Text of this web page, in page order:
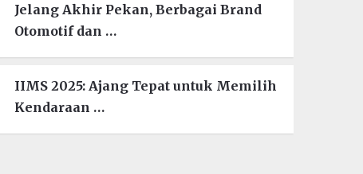
Jelang Akhir Pekan, Berbagai Brand
Otomotif dan …
IIMS 2025: Ajang Tepat untuk Memilih
Kendaraan …